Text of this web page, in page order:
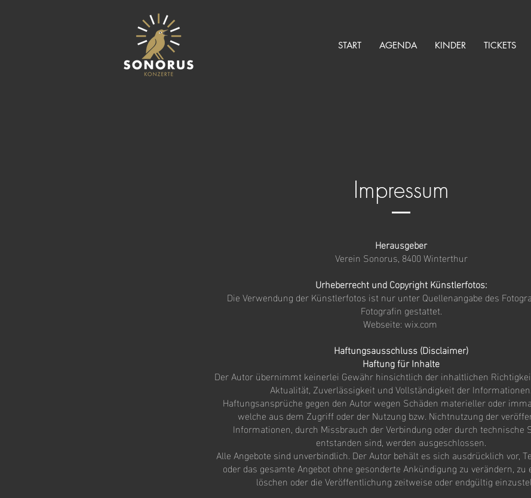
START AGENDA KINDER TICKETS
Impressum
Herausgeber
Verein Sonorus, 8400 Winterthur
Urheberrecht und Copyright Künstlerfotos:
Die Verwendung der Künstlerfotos ist nur unter Quellenangabe des
Fotografin gestattet.
Webseite: wix.com
Haftungsausschluss (Disclaimer)
Haftung für Inhalte
Der Autor übernimmt keinerlei Gewähr hinsichtlich der inhaltlichen
Aktualität, Zuverlässigkeit und Vollständigkeit der Informationen.
Haftungsansprüche gegen den Autor wegen Schäden materieller oder
welche aus dem Zugriff oder der Nutzung bzw. Nichtnutzung der
Informationen, durch Missbrauch der Verbindung oder durch technische
entstanden sind, werden ausgeschlossen.
Alle Angebote sind unverbindlich. Der Autor behält es sich ausdrücklich vor,
oder das gesamte Angebot ohne gesonderte Ankündigung zu verändern, zu
löschen oder die Veröffentlichung zeitweise oder endgültig